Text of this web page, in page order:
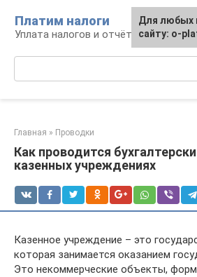
контенту
Платим налоги
Уплата налогов и отчётность
Главная » Проводки
Как проводится
казенных учреждениях
Казенное учреждение – это
которая занимается оказанием
Это некоммерческие объекты,
Для любых
сайту: o-